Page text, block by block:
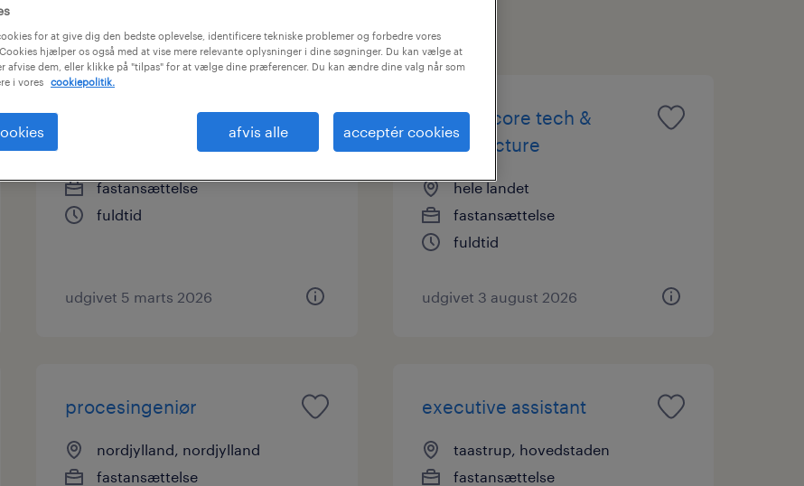
software engineer
fastansættelse
fuldtid
udgivet 5 marts 2026
head of core tech &
infrastructure
hele landet
fastansættelse
fuldtid
udgivet 3 august 2026
procesingeniør
nordjylland, nordjylland
fastansættelse
executive assistant
taastrup, hovedstaden
fastansættelse
for at give dig den bedste oplevelse, identificere tekniske problemer og forbedre vores
hjælper os også med at vise mere relevante oplysninger i dine søgninger. Du kan vælge at
afvise dem, eller klikke på "tilpas" for at vælge dine præferencer. Du kan ændre dine valg når som
i vores
cookiepolitik.
afvis alle acceptér cookies